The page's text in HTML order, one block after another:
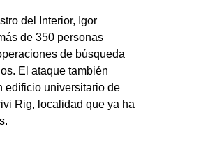
del Interior, Igor
de 350 personas
de búsqueda
El ataque también
edificio universitario de
Rig, localidad que ya ha